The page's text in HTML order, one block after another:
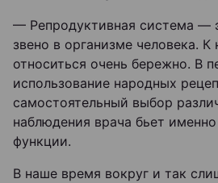
— Репродуктивная система —
звено в организме человека.
относиться очень бережно. В
использование народных
самостоятельный выбор
наблюдения врача бьет
функции.
В наше время вокруг и так